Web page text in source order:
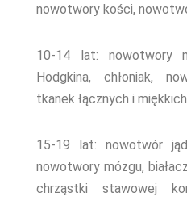
nowotwory kości,
10-14 lat: nowotwory
Hodgkina, chłoniak,
tkanek łącznych i
15-19 lat: nowotwór
nowotwory mózgu,
chrząstki stawowej